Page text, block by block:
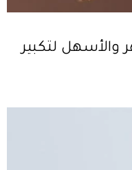
والأسهل لتكبير